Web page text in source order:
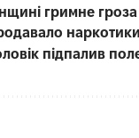
гримне гроза
підпалив